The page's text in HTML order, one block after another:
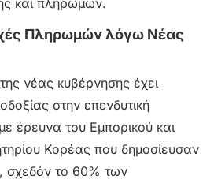
και πληρωμών.
Πληρωμών λόγω Νέας
νέας κυβέρνησης έχει
στην επενδυτική
έρευνα του Εμπορικού και
Κορέας που δημοσίευσαν
σχεδόν το 60% των